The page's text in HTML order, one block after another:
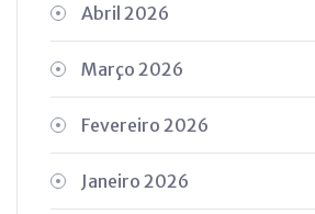
Abril 2026
Março 2026
Fevereiro 2026
Janeiro 2026